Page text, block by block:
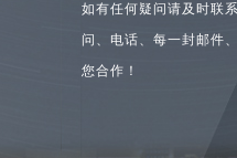
如有任何疑问请及时联
问、 电话、每一封邮件
您合作！